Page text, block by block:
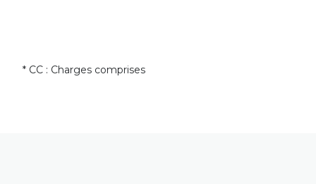
* CC : Charges comprises